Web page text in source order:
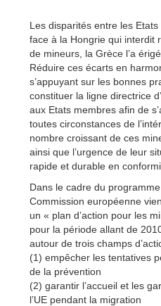
Les disparités entre les
face à la Hongrie qui interdit
de mineurs, la Grèce l’a
Réduire ces écarts en
s’appuyant sur les bonnes
constituer la ligne directrice
aux Etats membres afin de
toutes circonstances de
nombre croissant de ces
ainsi que l’urgence de leur
rapide et durable en
Dans le cadre du
Commission européenne
un « plan d’action pour les
pour la période allant de
autour de trois champs
(1) empêcher les tentatives
de la prévention
(2) garantir l’accueil et les
l’UE pendant la migration